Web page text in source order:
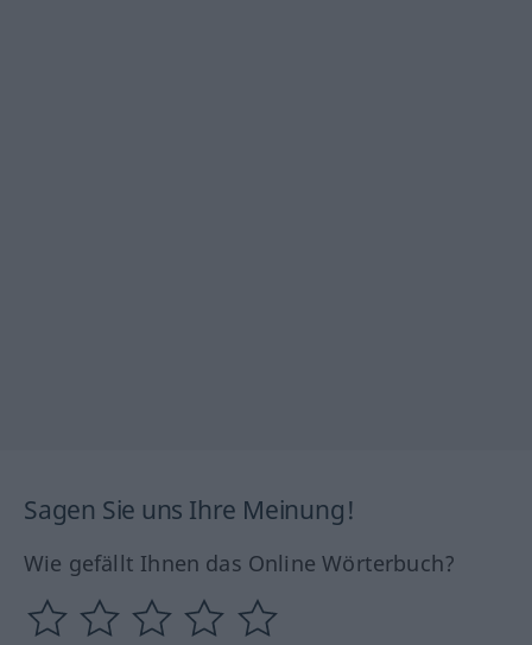
Sagen Sie uns Ihre Meinung!
Wie gefällt Ihnen das Online Wörterbuch?